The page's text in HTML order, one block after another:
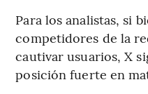
Para los analistas, si
competidores de la
cautivar usuarios, X
posición fuerte en